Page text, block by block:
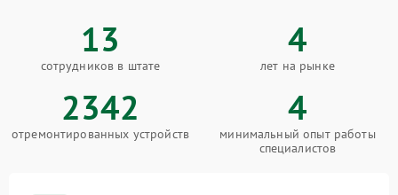
13
сотрудников в штате
4
лет на рынке
2342
отремонтированных устройств
4
минимальный опыт работы
специалистов